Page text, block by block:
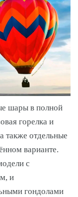
шары в полной
горелка и
также отдельные
варианте.
с
и
гондолами